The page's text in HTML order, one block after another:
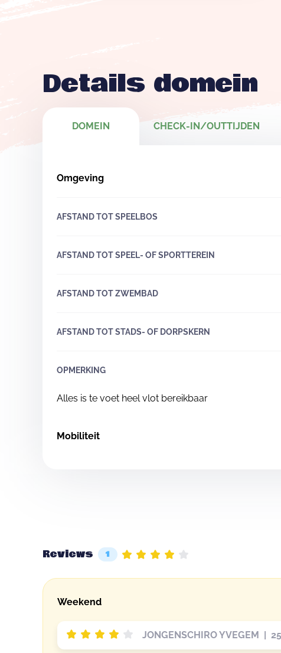
Details domein
DOMEIN CHECK-IN/OUTTIJDEN
Omgeving
AFSTAND TOT SPEELBOS
AFSTAND TOT SPEEL- OF SPORTTEREIN
AFSTAND TOT ZWEMBAD
AFSTAND TOT STADS- OF DORPSKERN
OPMERKING
Alles is te voet heel vlot bereikbaar
Mobiliteit
Reviews 1
Weekend
JONGENSCHIRO YVEGEM |